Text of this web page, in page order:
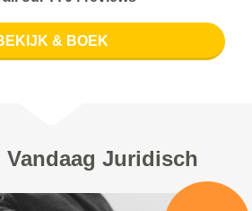
& BOEK
Juridisch